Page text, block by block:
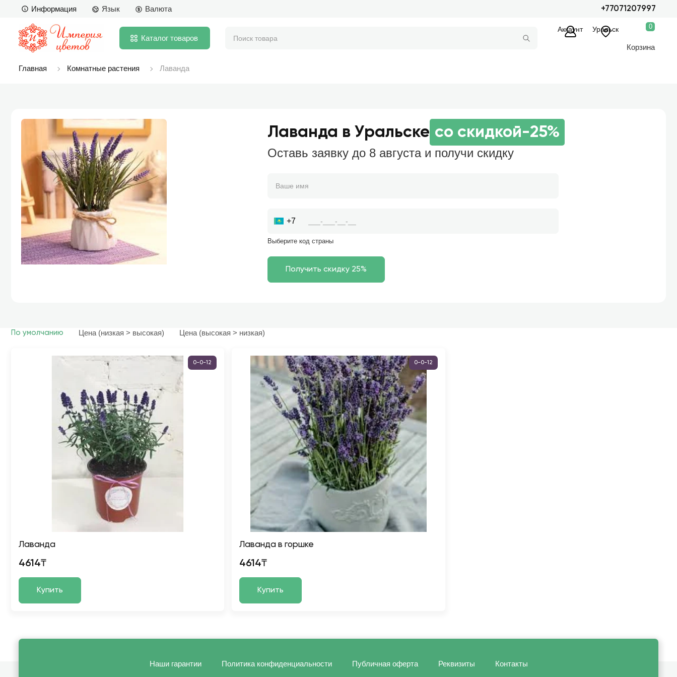
Информация Язык Валюта +77071207997
Каталог товаров
Аккаунт Уральск 0
Корзина
Главная Комнатные растения Лаванда
Лаванда в Уральске со скидкой-25%
Оставь заявку до 8 августа и получи скидку
+7
Выберите код страны
По умолчанию Цена (низкая > высокая) Цена (высокая > низкая)
0-0-12
Лаванда
4614₸
Купить
0-0-12
Лаванда в горшке
4614₸
Купить
Наши гарантии Политика конфиденциальности Публичная оферта Реквизиты Контакты